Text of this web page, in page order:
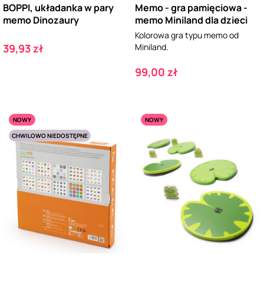
BOPPI, układanka w pary
memo Dinozaury
Cena
39,93 zł
Memo - gra pamięciowa -
memo Miniland dla dzieci
Kolorowa gra typu memo od
Miniland.
Cena
99,00 zł
NOWY
CHWILOWO NIEDOSTĘPNE
NOWY